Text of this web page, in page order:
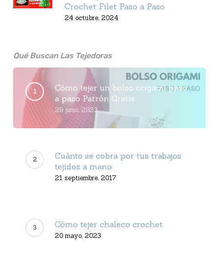
Crochet Filet Paso a Paso
24 octubre, 2024
Qué Buscan Las Tejedoras
Cómo tejer un bolso origami paso
a paso Patrón Gratis
29 junio, 2023
Cuánto se cobra por tus trabajos
tejidos a mano
21 septiembre, 2017
Cómo tejer chaleco crochet
20 mayo, 2023